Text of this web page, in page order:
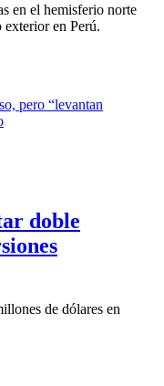
en el hemisferio norte
exterior en Perú.
doble
de dólares en